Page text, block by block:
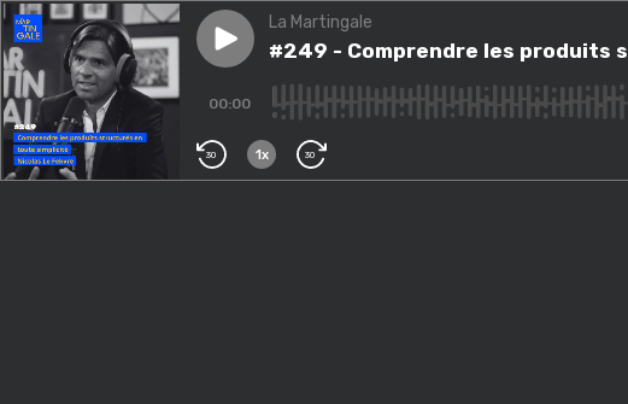
Play episode#249 - Comprendre les produits
La Martingale
#249 - Comprendre les produits
00:00
30 1x 30